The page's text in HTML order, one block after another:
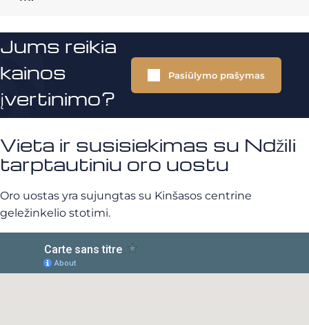
Jums reikia
kainos
įvertinimo?
Pasiūlymo prašymas
Vieta ir susisiekimas su Ndžili
tarptautiniu oro uostu
Oro uostas yra sujungtas su Kinšasos centrine
geležinkelio stotimi.